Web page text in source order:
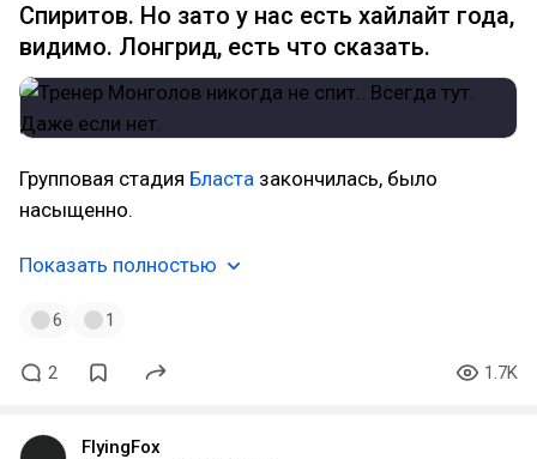
Спиритов. Но зато у нас есть хайлайт года,
видимо. Лонгрид, есть что сказать.
Групповая стадия Бласта закончилась, было
насыщенно.
Показать полностью
6 1
2 1.7K
FlyingFox